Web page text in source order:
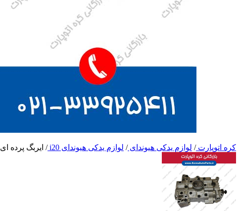
کره اتوپارت/ لوازم یدکی هیوندای/ لوازم یدکی هیوندای i20 / ایربگ پرده ای i20